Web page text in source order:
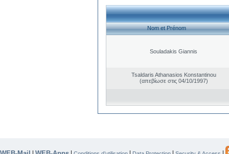
Nom et Prénom
Souladakis Giannis
Tsaldaris Athanasios Konstantinou
(απεβίωσε στις 04/10/1997)
| | | | |